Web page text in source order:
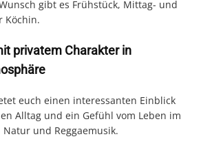
gibt es Frühstück, Mittag- und
Köchin.
privatem Charakter in
euch einen interessanten Einblick
Alltag und ein Gefühl vom Leben im
viel Natur und Reggaemusik.